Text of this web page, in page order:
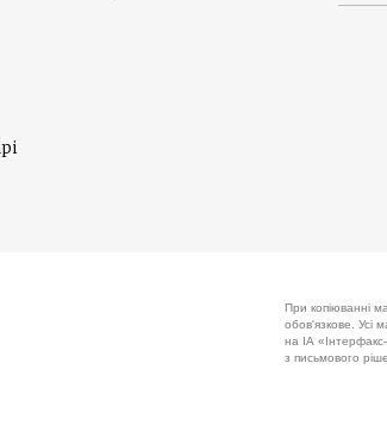
При копіюванні
обов'язкове. Усі
на ІА «Інтерфакс-
з письмового